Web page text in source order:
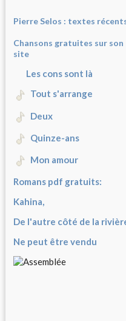
Pierre Selos : textes
Chansons gratuites sur son
site
Les cons sont là
Tout s'arrange
Deux
Quinze-ans
Mon amour
Romans pdf gratuits:
Kahina,
De l'autre côté de la
Ne peut être vendu